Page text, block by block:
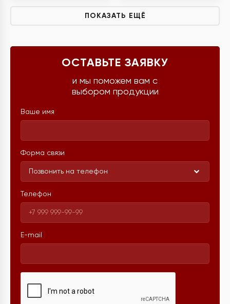
ПОКАЗАТЬ ЕЩЁ
ОСТАВЬТЕ ЗАЯВКУ
и мы поможем вам с
выбором продукции
Ваше имя
Форма связи
Позвонить на телефон
Телефон
E-mail